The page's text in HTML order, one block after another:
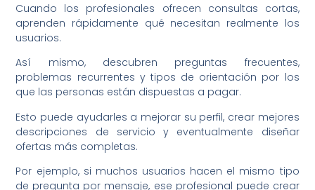
Cuando los profesionales ofrecen consultas cortas,
aprenden rápidamente qué necesitan realmente los
usuarios.
Así mismo, descubren preguntas frecuentes,
problemas recurrentes y tipos de orientación por los
que las personas están dispuestas a pagar.
Esto puede ayudarles a mejorar su perfil, crear mejores
descripciones de servicio y eventualmente diseñar
ofertas más completas.
Por ejemplo, si muchos usuarios hacen el mismo tipo
de pregunta por mensaje, ese profesional puede crear